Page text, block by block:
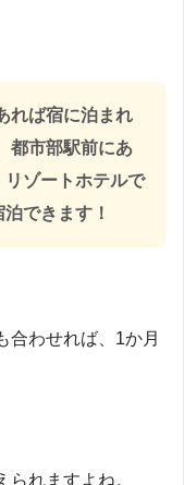
れば宿に泊まれ
都市部駅前にあ
ゾートホテルで
できます！
合わせれば、1か月
れますよね。